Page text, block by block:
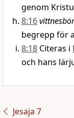
genom
8:16
begrepp för
8:18 Citeras i
och hans
Jesaja 7